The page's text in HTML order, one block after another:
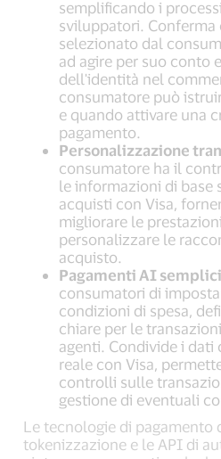
semplificando i
sviluppatori. Conferma
selezionato dal
ad agire per suo conto
dell'identità nel
consumatore può
e quando attivare una
pagamento.
Personalizzazione
consumatore ha il
le informazioni di base
acquisti con Visa,
migliorare le
personalizzare le
acquisto.
Pagamenti AI
consumatori di
condizioni di spesa,
chiare per le
agenti. Condivide i
reale con Visa,
controlli sulle
gestione di eventuali
Le tecnologie di pagamento
tokenizzazione e le API di